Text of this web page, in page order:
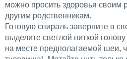
можно просить здоровья своим
другим родственникам.
Готовую спираль заверните в
выделите светлой ниткой
на месте предполагаемой шеи,